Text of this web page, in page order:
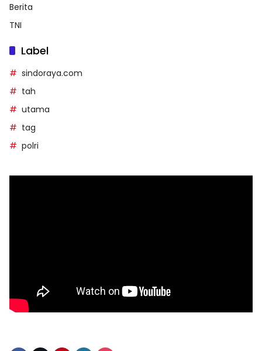
Berita
TNI
Label
sindoraya.com
tah
utama
tag
polri